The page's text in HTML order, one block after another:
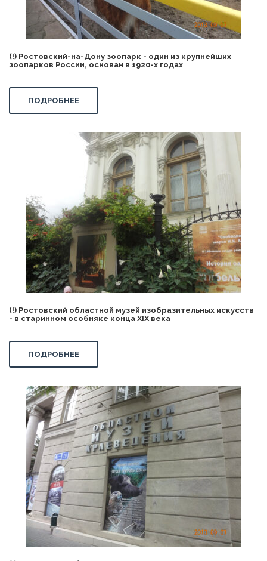
(!) Ростовский-на-Дону зоопарк - один из крупнейших
зоопарков России, основан в 1920-х годах
ПОДРОБНЕЕ
(!) Ростовский областной музей изобразительных искусств
- в старинном особняке конца XIX века
ПОДРОБНЕЕ